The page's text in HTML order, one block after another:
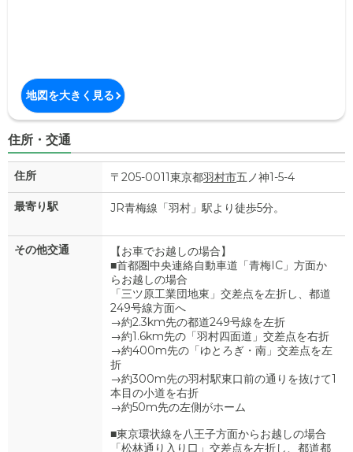
地図を大きく見る
住所・交通
住所 〒205-0011東京都羽村市五ノ神1-5-4
最寄り駅 JR青梅線「羽村」駅より徒歩5分。
その他交通
【お車でお越しの場合】
■首都圏中央連絡自動車道「青梅IC」方面か
らお越しの場合
「三ツ原工業団地東」交差点を左折し、都道
249号線方面へ
→約2.3km先の都道249号線を左折
→約1.6km先の「羽村四面道」交差点を右折
→約400m先の「ゆとろぎ・南」交差点を左
折
→約300m先の羽村駅東口前の通りを抜けて1
本目の小道を右折
→約50m先の左側がホーム
■東京環状線を八王子方面からお越しの場合
「松林通り入り口」交差点を左折し、都道都